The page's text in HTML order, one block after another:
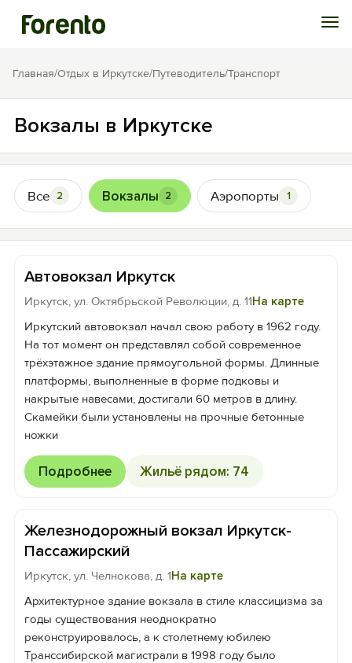
Войти
История просмотра
Добавить свой объект
Главная/Отдых в Иркутске/Путеводитель/Транспорт
Вокзалы в Иркутске
Все 2 Вокзалы 2 Аэропорты 1
Автовокзал Иркутск
Иркутск, ул. Октябрьской Революции, д. 11На карте
Иркутский автовокзал начал свою работу в 1962 году.
На тот момент он представлял собой современное
трёхэтажное здание прямоугольной формы. Длинные
платформы, выполненные в форме подковы и
накрытые навесами, достигали 60 метров в длину.
Скамейки были установлены на прочные бетонные
ножки
Подробнее Жильё рядом: 74
Железнодорожный вокзал Иркутск-
Пассажирский
Иркутск, ул. Челнокова, д. 1На карте
Архитектурное здание вокзала в стиле классицизма за
годы существования неоднократно
реконструировалось, а к столетнему юбилею
Транссибирской магистрали в 1998 году было